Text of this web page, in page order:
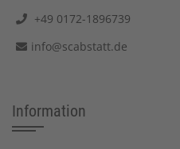
+49 0172-1896739
info@scabstatt.de
Information